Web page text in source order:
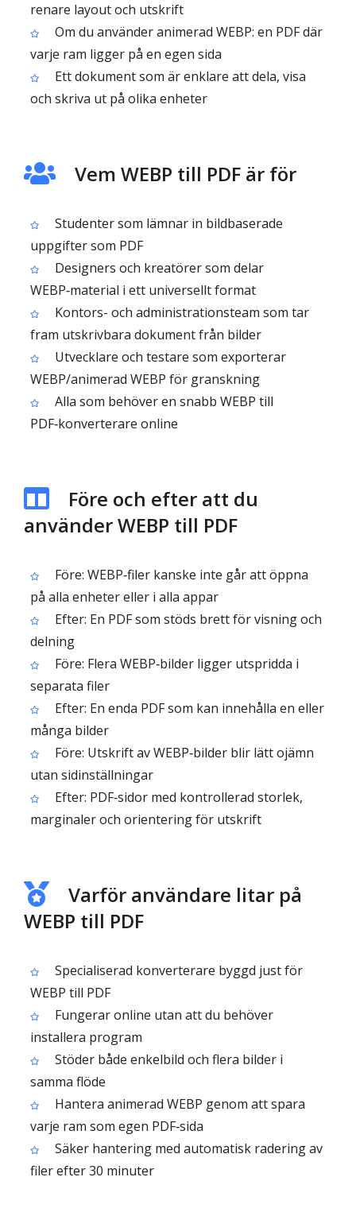
renare layout och utskrift
Om du använder animerad WEBP: en PDF där
varje ram ligger på en egen sida
Ett dokument som är enklare att dela, visa
och skriva ut på olika enheter
Vem WEBP till PDF är för
Studenter som lämnar in bildbaserade
uppgifter som PDF
Designers och kreatörer som delar
WEBP‑material i ett universellt format
Kontors- och administrationsteam som tar
fram utskrivbara dokument från bilder
Utvecklare och testare som exporterar
WEBP/animerad WEBP för granskning
Alla som behöver en snabb WEBP till
PDF‑konverterare online
Före och efter att du
använder WEBP till PDF
Före: WEBP‑filer kanske inte går att öppna
på alla enheter eller i alla appar
Efter: En PDF som stöds brett för visning och
delning
Före: Flera WEBP‑bilder ligger utspridda i
separata filer
Efter: En enda PDF som kan innehålla en eller
många bilder
Före: Utskrift av WEBP‑bilder blir lätt ojämn
utan sidinställningar
Efter: PDF‑sidor med kontrollerad storlek,
marginaler och orientering för utskrift
Varför användare litar på
WEBP till PDF
Specialiserad konverterare byggd just för
WEBP till PDF
Fungerar online utan att du behöver
installera program
Stöder både enkelbild och flera bilder i
samma flöde
Hantera animerad WEBP genom att spara
varje ram som egen PDF‑sida
Säker hantering med automatisk radering av
filer efter 30 minuter